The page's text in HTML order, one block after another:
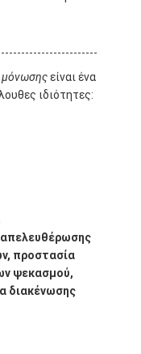
της Kraft
αργιλίου
ταινία
μόνωσηςείναι ένα
ιδιότητες:
προστασία
ψεκασμού,
διακένωσης